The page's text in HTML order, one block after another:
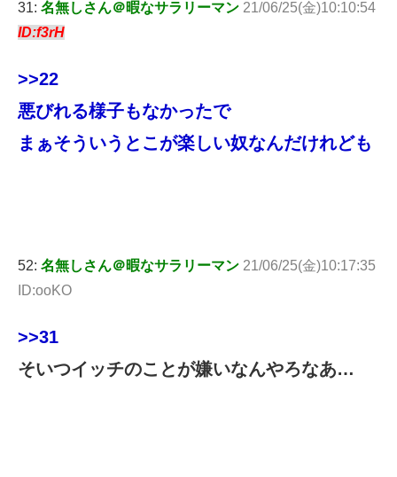
31: 名無しさん＠暇なサラリーマン 21/06/25(金)10:10:54
ID:f3rH
>>22
悪びれる様子もなかったで
まぁそういうとこが楽しい奴なんだけれども
52: 名無しさん＠暇なサラリーマン 21/06/25(金)10:17:35
ID:ooKO
>>31
そいつイッチのことが嫌いなんやろなあ…